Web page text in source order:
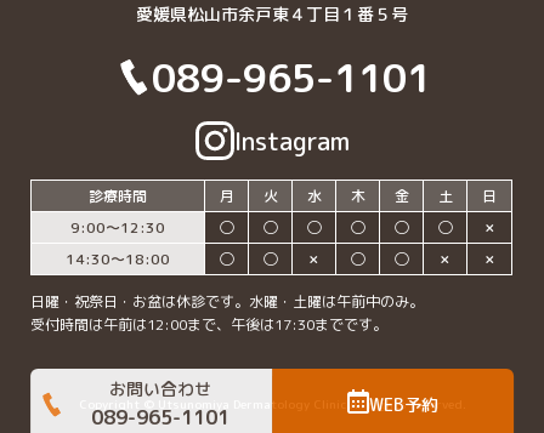
お問い合わせ
089-965-1101 WEB予約
愛媛県松山市余戸東４丁目１番５号
089-965-1101
Instagram
診療時間 月 火 水 木 金 土
日
9:00〜12:30
◯ ◯ ◯ ◯ ◯ ◯
✗
14:30〜18:00
◯ ◯ ✗ ◯ ◯ ✗ ✗
日曜・祝祭日・お盆は休診です。水曜・土曜は午前中のみ。
受付時間は午前は12:00まで、午後は17:30までです。
Copyright © Utsunomiya Dermatology Clinic All rights reserved.